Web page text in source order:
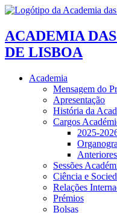
ACADEMIA
DE LISBOA
Academia
Mensagem do
Apresentação
História da
Cargos
2025-
Sessões
Ciência e
Relações
Prémios
Bolsas